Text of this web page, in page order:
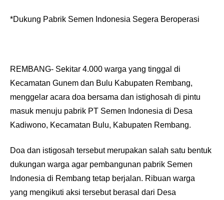
*Dukung Pabrik Semen Indonesia Segera Beroperasi
REMBANG- Sekitar 4.000 warga yang tinggal di
Kecamatan Gunem dan Bulu Kabupaten Rembang,
menggelar acara doa bersama dan istighosah di pintu
masuk menuju pabrik PT Semen Indonesia di Desa
Kadiwono, Kecamatan Bulu, Kabupaten Rembang.
Doa dan istigosah tersebut merupakan salah satu bentuk
dukungan warga agar pembangunan pabrik Semen
Indonesia di Rembang tetap berjalan. Ribuan warga
yang mengikuti aksi tersebut berasal dari Desa